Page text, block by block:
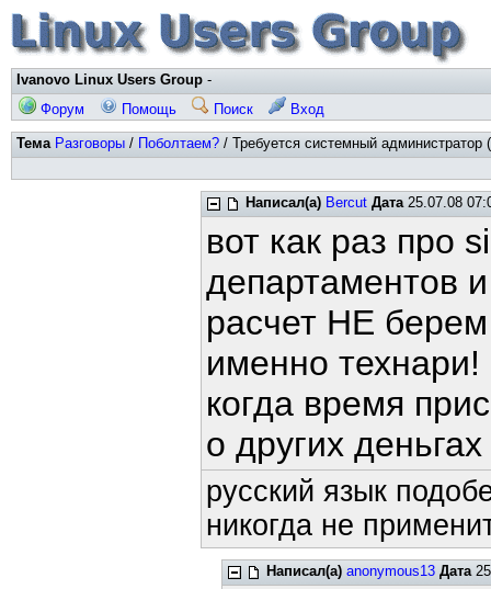
Ivanovo Linux Users Group -
Форум
Помощь Поиск Вход
Тема Разговоры / Поболтаем? / Требуется системный администратор
Написал(а) Bercut Дата25.07.08
вот как раз про
департаментов
расчет НЕ берем
именно технари!
когда время
о других
русский язык
никогда не
Написал(а) anonymous13 Дата